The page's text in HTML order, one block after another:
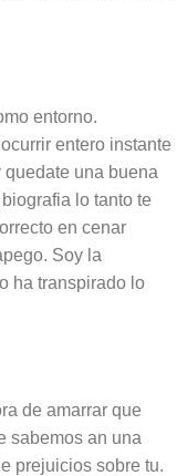
entorno.
entero instante
una buena
lo tanto te
en cenar
Soy la
ha transpirado lo
de amarrar que
sabemos an una
prejuicios sobre tu.